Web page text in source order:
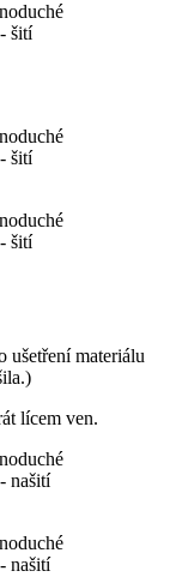
ušetření materiálu
lícem ven.